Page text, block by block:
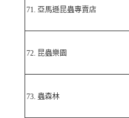
71. 亞馬遜昆蟲專賣店
72. 昆蟲樂園
73. 蟲森林